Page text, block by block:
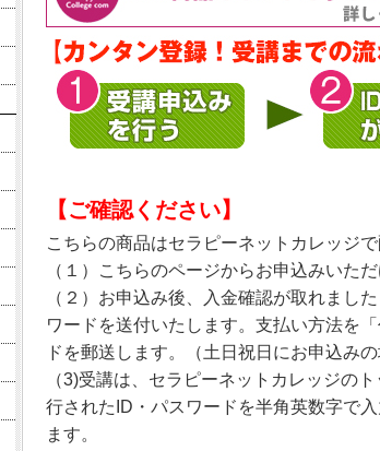
【ご確認ください】
こちらの商品はセラピーネットカレッジ
（１）こちらのページからお申込みいただ
（２）お申込み後、入金確認が取れまし
ワードを送付いたします。支払い方法を
ドを郵送します。（土日祝日にお申込み
（3)受講は、セラピーネットカレッジの
行されたID・パスワードを半角英数字で
ます。